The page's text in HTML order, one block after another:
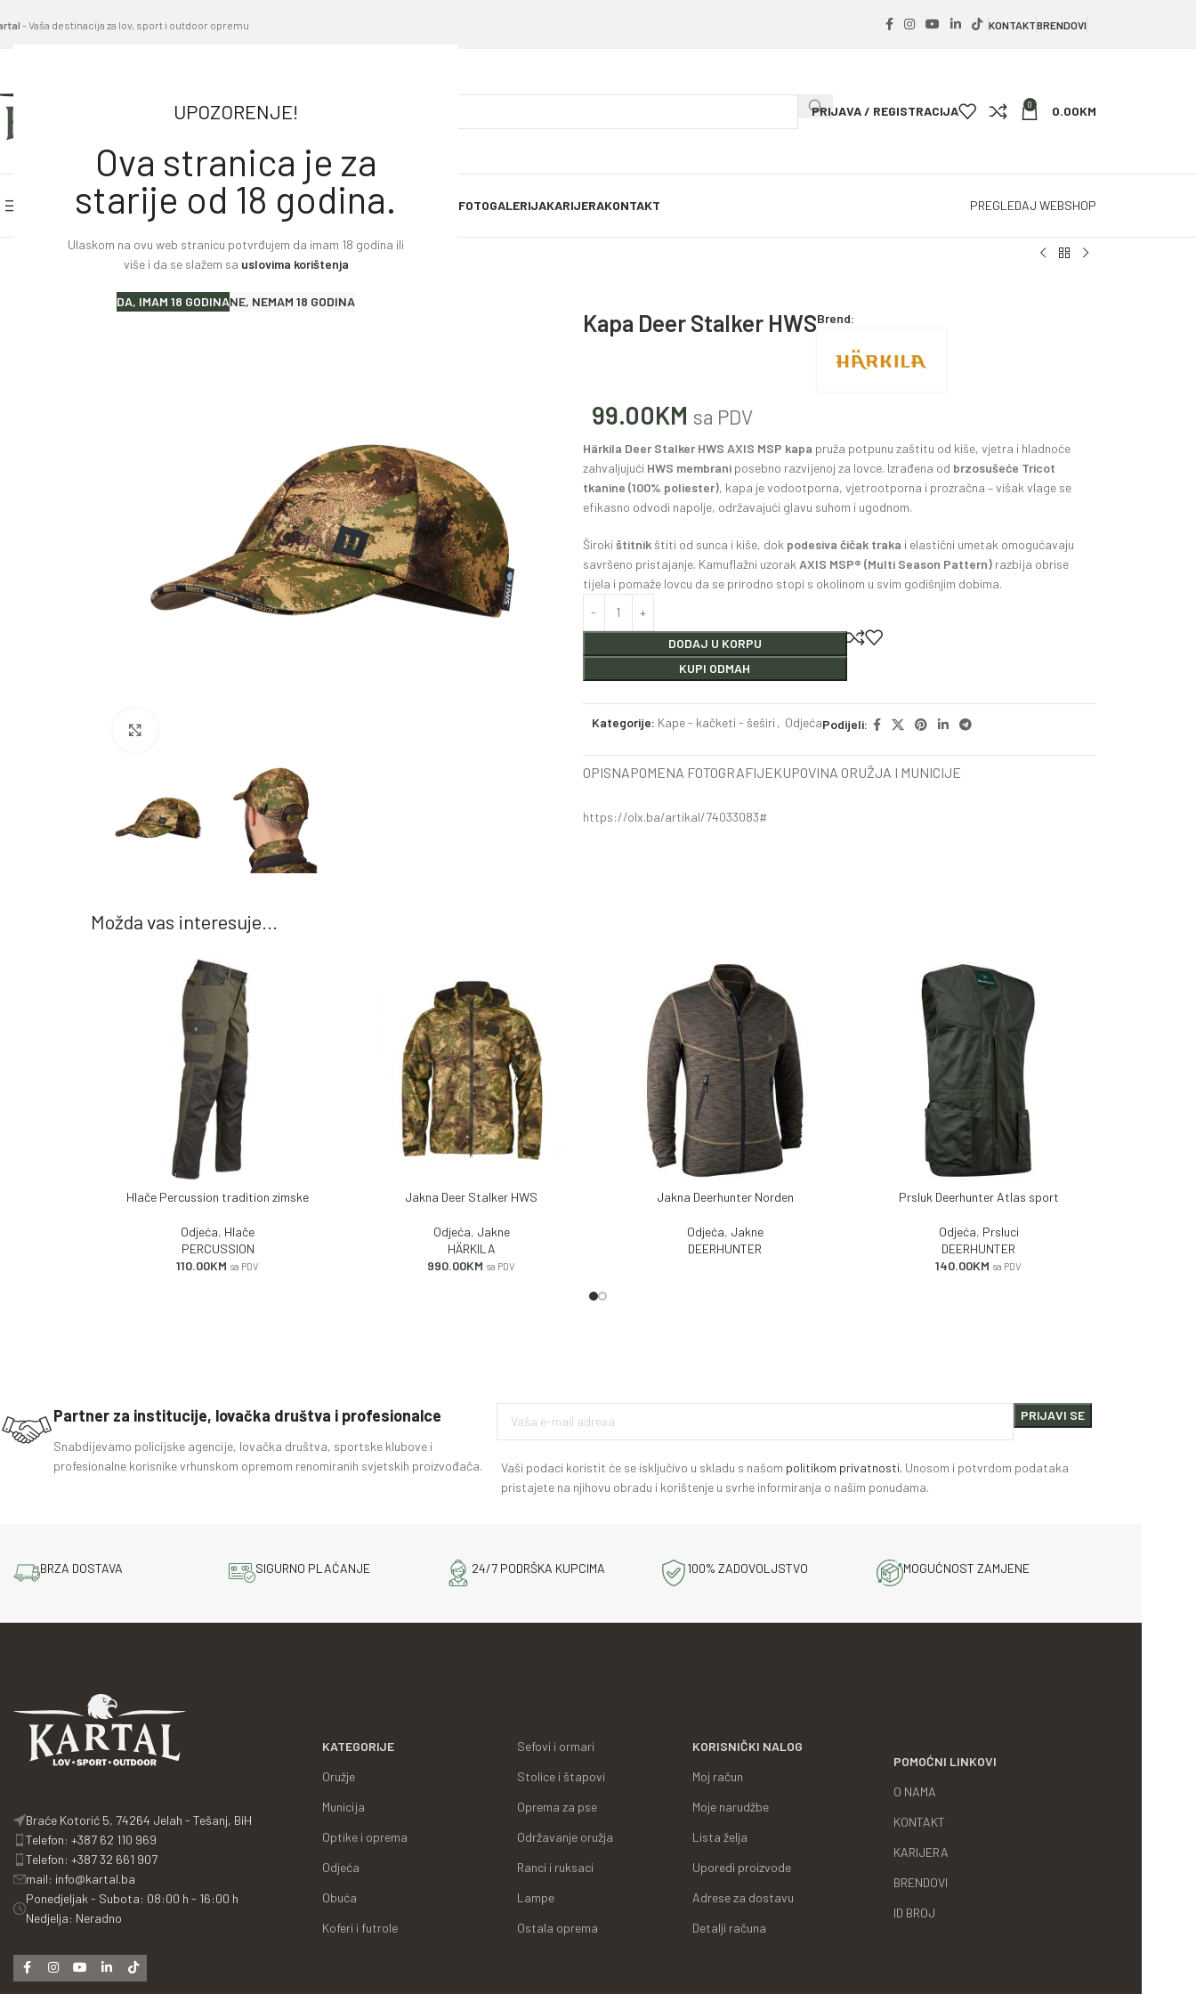
UPOZORENJE!
Ova stranica je za
starije od 18 godina.
Ulaskom na ovu web stranicu potvrđujem da imam 18 godina ili
više i da se slažem sa uslovima korištenja
DA, IMAM 18 GODINANE, NEMAM 18 GODINA
- Vaša destinacija za lov, sport i outdoor opremu KONTAKTBRENDOVI
PRIJAVA / REGISTRACIJA 0 0.00KM
PRETRAŽITE KATEGORIJE POČETNA STRANICABLOG OBJAVE FOTOGALERIJAKARIJERAKONTAKT PREGLEDAJ WEBSHOP
Home »Proizvodi »Kapa Deer Stalker HWS
Kapa Deer Stalker HWSBrend:
99.00KM sa PDV
Härkila Deer Stalker HWS AXIS MSP kapa pruža potpunu zaštitu od kiše, vjetra i hladnoće
zahvaljujući HWS membraniposebno razvijenoj za lovce. Izrađena od brzosušeće Tricot
tkanine (100% poliester), kapa je vodootporna, vjetrootporna i prozračna – višak vlage se
efikasno odvodi napolje, održavajući glavu suhom i ugodnom.
Široki štitnikštiti od sunca i kiše, dok podesiva čičak traka i elastični umetak omogućavaju
savršeno pristajanje. Kamuflažni uzorak AXIS MSP® (Multi Season Pattern)razbija obrise
tijela i pomaže lovcu da se prirodno stopi s okolinom u svim godišnjim dobima.
DODAJ U KORPU
KUPI ODMAH
Kategorije: Kape - kačketi - šeširi , OdjećaPodijeli:
OPISNAPOMENA FOTOGRAFIJEKUPOVINA ORUŽJA I MUNICIJE
https://olx.ba/artikal/74033083#
Možda vas interesuje...
DODAJ U KORPU
Hlače Percussion tradition zimske
Odjeća, Hlače
PERCUSSION
110.00KM sa PDV
DODAJ U KORPUJakna Deer Stalker HWS
Odjeća, Jakne
HÄRKILA
990.00KM sa PDV
PROČITAJ VIŠEJakna Deerhunter Norden
Odjeća, Jakne
DEERHUNTER
DODAJ U KORPU
Prsluk Deerhunter Atlas sport
Odjeća, Prsluci
DEERHUNTER
140.00KM sa PDV
Partner za institucije, lovačka društva i profesionalce
Snabdijevamo policijske agencije, lovačka društva, sportske klubove i
profesionalne korisnike vrhunskom opremom renomiranih svjetskih proizvođača.
Vaši podaci koristit će se isključivo u skladu s našom politikom privatnosti. Unosom i potvrdom podataka
pristajete na njihovu obradu i korištenje u svrhe informiranja o našim ponudama.
BRZA DOSTAVA SIGURNO PLAĆANJE 24/7 PODRŠKA KUPCIMA 100% ZADOVOLJSTVO MOGUĆNOST ZAMJENE
Braće Kotorić 5, 74264 Jelah - Tešanj, BiH
Telefon: +387 62 110 969
Telefon: +387 32 661 907
mail: info@kartal.ba
Ponedjeljak - Subota: 08:00 h - 16:00 h
Nedjelja: Neradno
KATEGORIJE
Oružje
Municija
Optike i oprema
Odjeća
Obuća
Koferi i futrole
Sefovi i ormari
Stolice i štapovi
Oprema za pse
Održavanje oružja
Ranci i ruksaci
Lampe
Ostala oprema
KORISNIČKI NALOG
Moj račun
Moje narudžbe
Lista želja
Uporedi proizvode
Adrese za dostavu
Detalji računa
POMOĆNI LINKOVI
O NAMA
KONTAKT
KARIJERA
BRENDOVI
ID BROJ